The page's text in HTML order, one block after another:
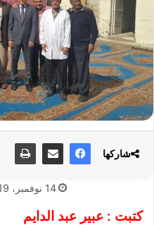
14 نوفمبر، 2019
كتبت : عبير عبد الدايم
شاركها